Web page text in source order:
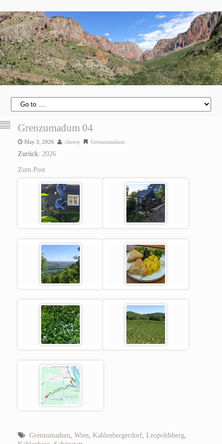
Grenzumadum 04
May 3, 2026 cheesy Grenzumadum
Zurück: 2026
Zum Post
Grenzumadum Wien Kahlenbergerdorf, Leopoldsberg